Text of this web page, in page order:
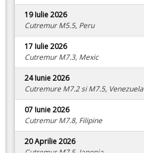
19 Iulie 2026
Cutremur M5.5, Peru
17 Iulie 2026
Cutremur M7.3, Mexic
24 Iunie 2026
Cutremure M7.2 si M7.5, Venezuela
07 Iunie 2026
Cutremur M7.8, Filipine
20 Aprilie 2026